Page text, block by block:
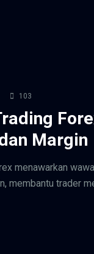
103
Margin
menawarkan
membantu trader